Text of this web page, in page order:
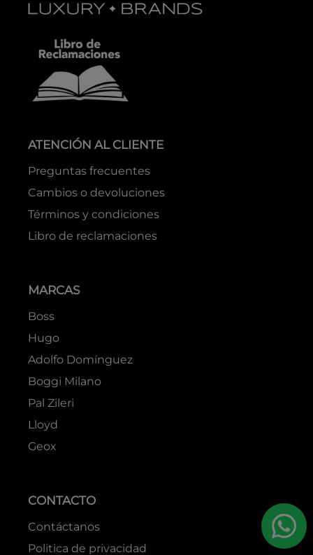
ATENCIÓN AL CLIENTE
Preguntas frecuentes
Cambios o devoluciones
Términos y condiciones
Libro de reclamaciones
MARCAS
Boss
Hugo
Adolfo Domínguez
Boggi Milano
Pal Zileri
Lloyd
Geox
CONTACTO
Contáctanos
Politica de privacidad